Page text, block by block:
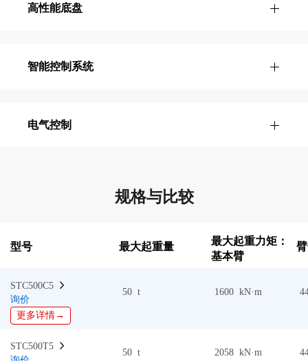
高性能底盘
智能控制系统
电气控制
规格与比较
型号 最大起重量
最大起重力矩：
基本臂
STC500C5
询价
更多详情→
50 t 1600 kN·m
STC500T5
50 t 2058 kN·m